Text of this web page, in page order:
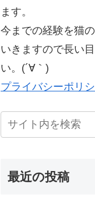
ます。
今までの経験を猫
いきますので長い
い。(´∀｀)
プライバシーポリ
最近の投稿